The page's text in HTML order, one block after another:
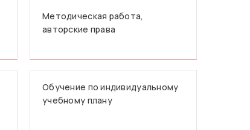
Методическая работа,
авторские права
Обучение по индивидуальному
учебному плану